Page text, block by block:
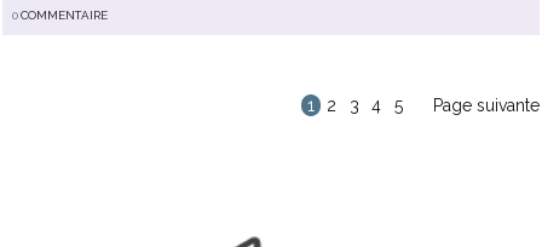
0COMMENTAIRE
1 2 3 4 5 Page suivante